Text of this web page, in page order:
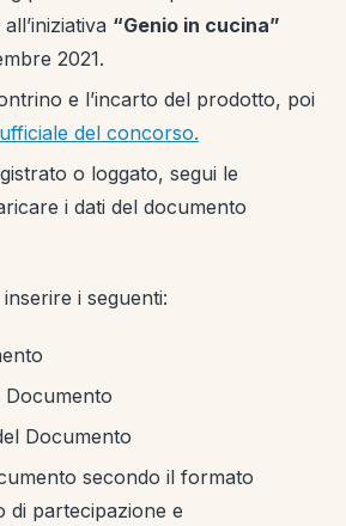
“Genio in cucina”
2021.
e l’incarto del prodotto, poi
del concorso.
o loggato, segui le
i dati del documento
i seguenti:
Documento
secondo il formato
di partecipazione e